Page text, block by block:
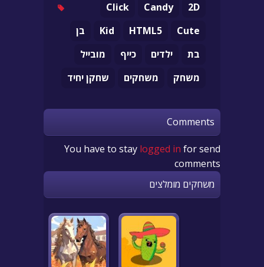
2D
Candy
Click
Cute
HTML5
Kid
בן
בת
ילדים כייף
מובייל
משחק
משחקים שחקן יחיד
Comments
You have to stay logged in for send
comments
משחקים מומלצים